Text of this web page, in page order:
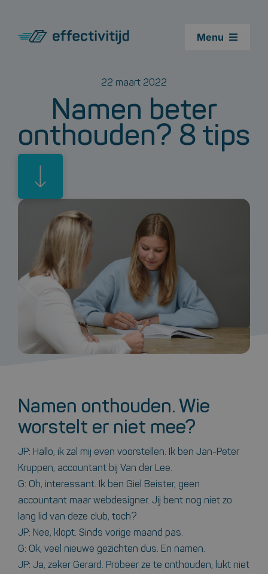
inhoud
Menu
Agenda cursus snellezen
Blogs
Over ons
Contact
22 maart 2022
Namen beter
onthouden? 8 tips
Namen onthouden. Wie
worstelt er niet mee?
JP: Hallo, ik zal mij even voorstellen. Ik ben Jan-Peter
Kruppen, accountant bij Van der Lee.
G: Oh, interessant. Ik ben Giel Beister, geen
accountant maar webdesigner. Jij bent nog niet zo
lang lid van deze club, toch?
JP: Nee, klopt. Sinds vorige maand pas.
G: Ok, veel nieuwe gezichten dus. En namen.
JP: Ja, zeker Gerard. Probeer ze te onthouden, lukt niet